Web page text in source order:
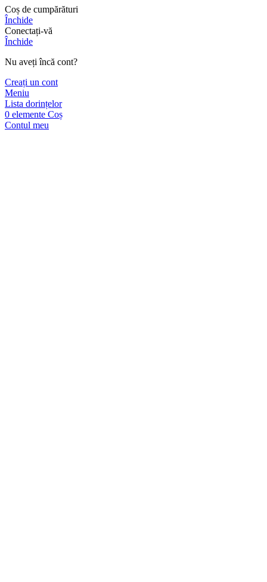
Coș de cumpărături
Închide
Conectați-vă
Închide
Nu aveți încă cont?
Creați un cont
Meniu
Lista dorințelor
0 elemente Coș
Contul meu